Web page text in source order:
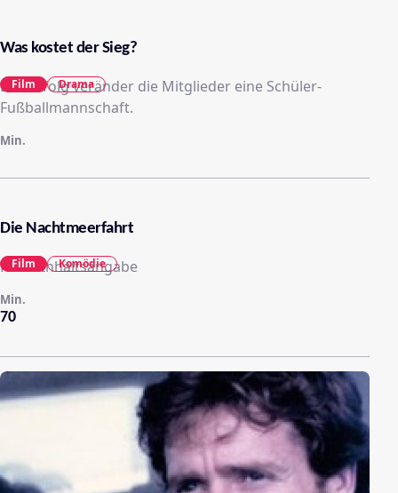
Was kostet der Sieg?
Der Erfolg veränder die Mitglieder eine Schüler-
Fußballmannschaft.
Min.
Film Drama
Die Nachtmeerfahrt
Keine Inhaltsangabe
70
Min.
Film Komödie